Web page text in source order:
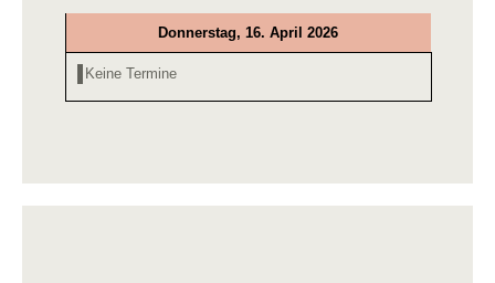
Donnerstag, 16. April 2026
Keine Termine